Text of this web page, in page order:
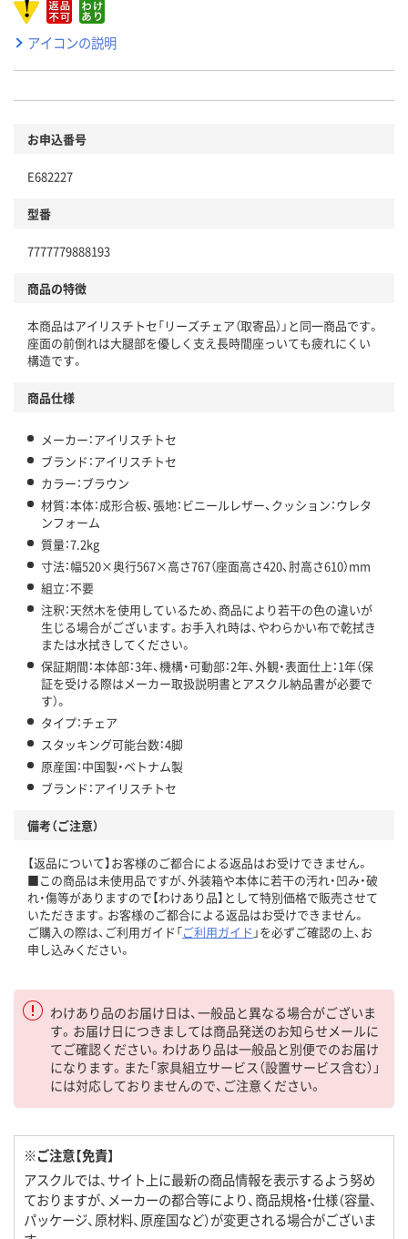
アイコンの説明
お申込番号
E682227
型番
7777779888193
商品の特徴
本商品はアイリスチトセ「リーズチェア（取寄品）」と同一商品です。
座面の前倒れは大腿部を優しく支え長時間座っいても疲れにくい
構造です。
商品仕様
メーカー：アイリスチトセ
ブランド：アイリスチトセ
カラー：ブラウン
材質：本体：成形合板、張地：ビニールレザー、クッション：ウレタ
ンフォーム
質量：7.2kg
寸法：幅520×奥行567×高さ767（座面高さ420、肘高さ610）mm
組立：不要
注釈：天然木を使用しているため、商品により若干の色の違いが
生じる場合がございます。お手入れ時は、やわらかい布で乾拭き
または水拭きしてください。
保証期間：本体部：3年、機構・可動部：2年、外観・表面仕上：1年（保
証を受ける際はメーカー取扱説明書とアスクル納品書が必要で
す）。
タイプ：チェア
スタッキング可能台数：4脚
原産国：中国製・ベトナム製
ブランド：アイリスチトセ
備考（ご注意）
【返品について】お客様のご都合による返品はお受けできません。
■この商品は未使用品ですが、外装箱や本体に若干の汚れ・凹み・破
れ・傷等がありますので【わけあり品】として特別価格で販売させて
いただきます。お客様のご都合による返品はお受けできません。
ご購入の際は、ご利用ガイド「ご利用ガイド 」を必ずご確認の上、お
申し込みください。
わけあり品のお届け日は、一般品と異なる場合がございま
す。お届け日につきましては商品発送のお知らせメールに
てご確認ください。わけあり品は一般品と別便でのお届け
になります。また「家具組立サービス（設置サービス含む）」
には対応しておりませんので、ご注意ください。
※ご注意【免責】
アスクルでは、サイト上に最新の商品情報を表示するよう努め
ておりますが、メーカーの都合等により、商品規格・仕様（容量、
パッケージ、原材料、原産国など）が変更される場合がございま